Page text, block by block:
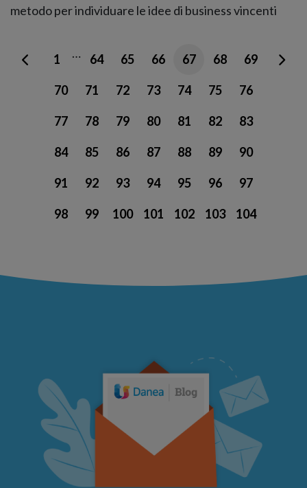
metodo per individuare le idee di business vincenti
1 … 64 65 66 67 68 69
70 71 72 73 74 75 76
77 78 79 80 81 82 83
84 85 86 87 88 89 90
91 92 93 94 95 96 97
98 99 100 101 102 103 104